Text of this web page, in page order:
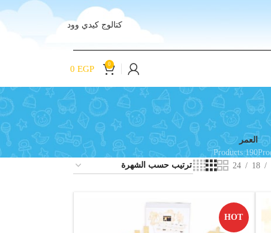
كتالوج كيدي وود
0
0 EGP
العمر
190 Products
18
24
HOT